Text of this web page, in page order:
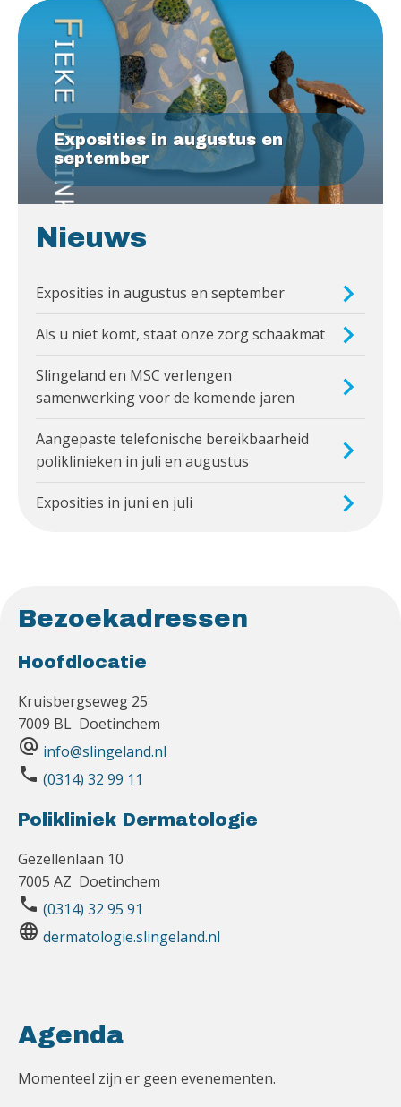
Exposities in augustus en
september
Nieuws
Exposities in augustus en september
Als u niet komt, staat onze zorg schaakmat
Slingeland en MSC verlengen
samenwerking voor de komende jaren
Aangepaste telefonische bereikbaarheid
poliklinieken in juli en augustus
Exposities in juni en juli
Bezoekadressen
Hoofdlocatie
Kruisbergseweg 25
7009 BL Doetinchem
alternate_email info@slingeland.nl
phone (0314) 32 99 11
Polikliniek Dermatologie
Gezellenlaan 10
7005 AZ Doetinchem
phone (0314) 32 95 91
language dermatologie.slingeland.nl
Agenda
Momenteel zijn er geen evenementen.